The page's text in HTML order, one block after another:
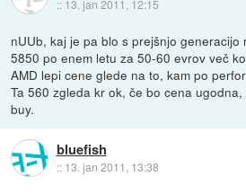
:: 13. jan 2011, 12:15
nUUb, kaj je pa blo s prejšnjo generacijo
5850 po enem letu za 50-60 evrov več
AMD lepi cene glede na to, kam po
Ta 560 zgleda kr ok, če bo cena
buy.
bluefish
:: 13. jan 2011, 13:38